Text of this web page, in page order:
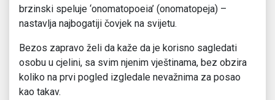
brzinski speluje ‘onomatopoeia’ (onomatopeja) –
nastavlja najbogatiji čovjek na svijetu.
Bezos zapravo želi da kaže da je korisno sagledati
osobu u cjelini, sa svim njenim vještinama, bez obzira
koliko na prvi pogled izgledale nevažnima za posao
kao takav.